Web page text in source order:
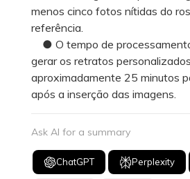
menos cinco fotos nítidas do
referência.
● O tempo de
gerar os retratos
aproximadamente 25 minutos
após a inserção das imagens.
Ask AI for a summary
ChatGPT Perplexity